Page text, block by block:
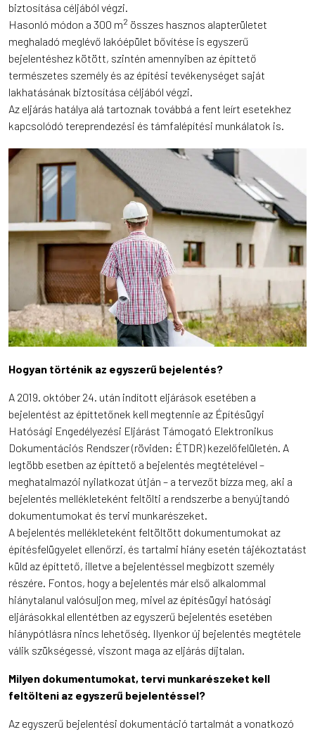
biztosítása céljából végzi.
Hasonló módon a 300 m2 összes hasznos alapterületet
meghaladó meglévő lakóépület bővítése is egyszerű
bejelentéshez kötött, szintén amennyiben az építtető
természetes személy és az építési tevékenységet saját
lakhatásának biztosítása céljából végzi.
Az eljárás hatálya alá tartoznak továbbá a fent leírt esetekhez
kapcsolódó tereprendezési és támfalépítési munkálatok is.
Hogyan történik az egyszerű bejelentés?
A 2019. október 24. után indított eljárások esetében a
bejelentést az építtetőnek kell megtennie az Építésügyi
Hatósági Engedélyezési Eljárást Támogató Elektronikus
Dokumentációs Rendszer (röviden: ÉTDR) kezelőfelületén. A
legtöbb esetben az építtető a bejelentés megtételével –
meghatalmazói nyilatkozat útján – a tervezőt bízza meg, aki a
bejelentés mellékleteként feltölti a rendszerbe a benyújtandó
dokumentumokat és tervi munkarészeket.
A bejelentés mellékleteként feltöltött dokumentumokat az
építésfelügyelet ellenőrzi, és tartalmi hiány esetén tájékoztatást
küld az építtető, illetve a bejelentéssel megbízott személy
részére. Fontos, hogy a bejelentés már első alkalommal
hiánytalanul valósuljon meg, mivel az építésügyi hatósági
eljárásokkal ellentétben az egyszerű bejelentés esetében
hiánypótlásra nincs lehetőség. Ilyenkor új bejelentés megtétele
válik szükségessé, viszont maga az eljárás díjtalan.
Milyen dokumentumokat, tervi munkarészeket kell
feltölteni az egyszerű bejelentéssel?
Az egyszerű bejelentési dokumentáció tartalmát a vonatkozó